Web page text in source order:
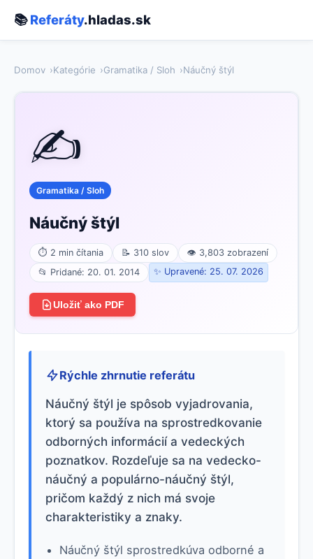
📚Referáty.hladas.sk
Domov Kategórie Gramatika / Sloh Náučný štýl
✍️
Gramatika / Sloh
Náučný štýl
⏱ 2 min čítania 📝 310 slov
👁 3,803 zobrazení
📂 Pridané: 20. 01. 2014
✨ Upravené: 25. 07. 2026
Uložiť ako PDF
Rýchle zhrnutie referátu
Náučný štýl je spôsob vyjadrovania,
ktorý sa používa na sprostredkovanie
odborných informácií a vedeckých
poznatkov. Rozdeľuje sa na vedecko-
náučný a populárno-náučný štýl,
pričom každý z nich má svoje
charakteristiky a znaky.
Náučný štýl sprostredkúva odborné a